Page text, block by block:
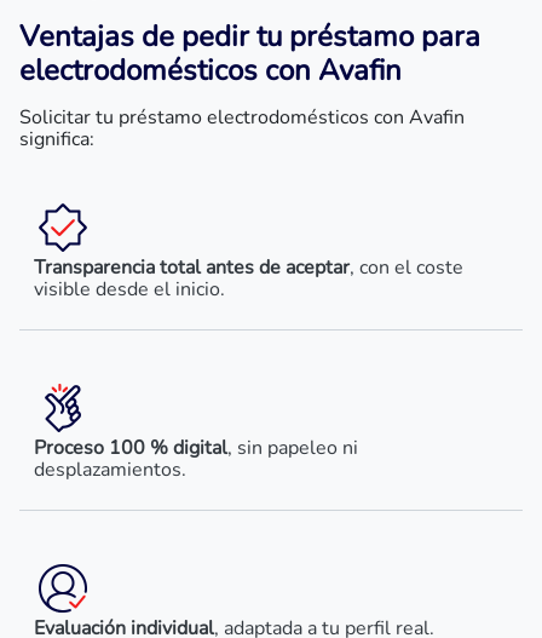
Ventajas de pedir tu préstamo para
electrodomésticos con Avafin
Solicitar tu préstamo electrodomésticos con Avafin
significa:
Transparencia total antes de aceptar, con el coste
visible desde el inicio.
Proceso 100 % digital, sin papeleo ni
desplazamientos.
Evaluación individual, adaptada a tu perfil real.